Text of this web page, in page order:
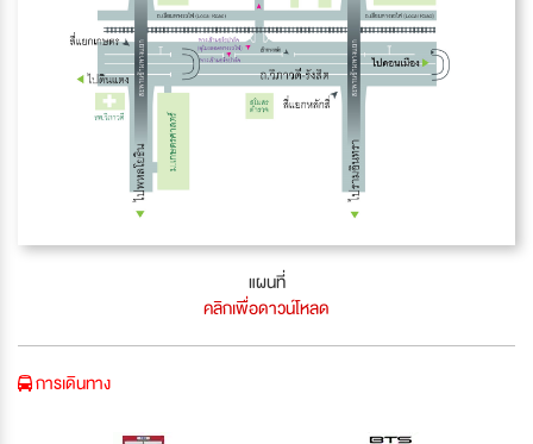
แผนที่
คลิกเพื่อดาวน์โหลด
การเดินทาง